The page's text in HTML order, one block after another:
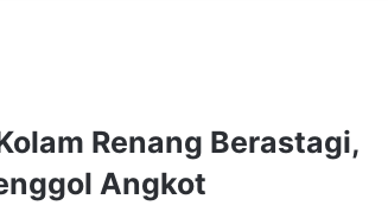
Renang Berastagi,
Angkot